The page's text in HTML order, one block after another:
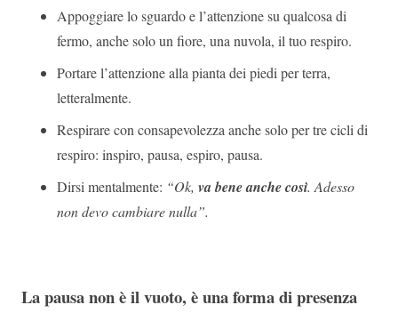
Appoggiare lo sguardo e l’attenzione su qualcosa di
fermo, anche solo un fiore, una nuvola, il tuo respiro.
Portare l’attenzione alla pianta dei piedi per terra,
letteralmente.
Respirare con consapevolezza anche solo per tre cicli di
respiro: inspiro, pausa, espiro, pausa.
Dirsi mentalmente: “Ok, va bene anche così. Adesso
non devo cambiare nulla”.
La pausa non è il vuoto, è una forma di presenza